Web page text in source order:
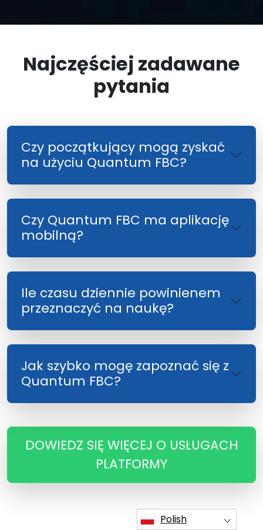
Najczęściej zadawane
pytania
Czy początkujący mogą zyskać
na użyciu Quantum FBC?
Czy Quantum FBC ma aplikację
mobilną?
Ile czasu dziennie powinienem
przeznaczyć na naukę?
Jak szybko mogę zapoznać się z
Quantum FBC?
DOWIEDZ SIĘ WIĘCEJ O USŁUGACH
PLATFORMY
Polish